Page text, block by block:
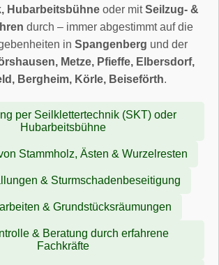
Hubarbeitsbühneoder mitSeilzug- &
durch – immer abgestimmt auf die
in Spangenberg und der
Metze, Pfieffe, Elbersdorf,
Bergheim, Körle, Beiseförth.
per Seilklettertechnik (SKT) oder
Hubarbeitsbühne
Stammholz, Ästen & Wurzelresten
& Sturmschadenbeseitigung
& Grundstücksräumungen
& Beratung durch erfahrene
Fachkräfte